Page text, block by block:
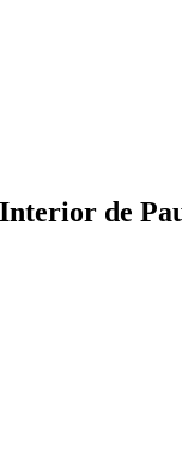
de